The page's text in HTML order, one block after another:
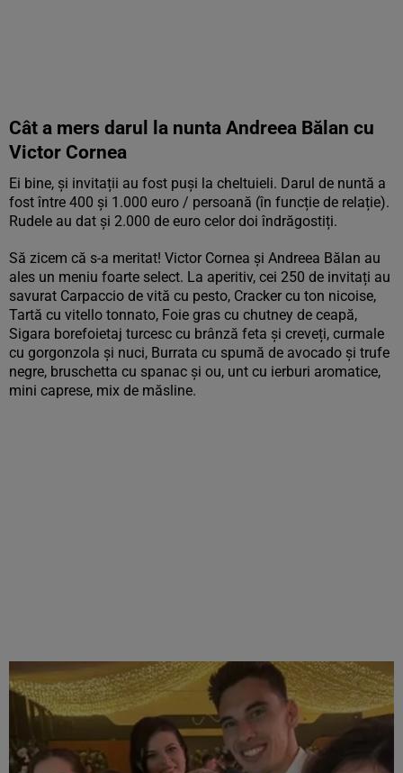
Cât a mers darul la nunta Andreea Bălan cu
Victor Cornea
Ei bine, și invitații au fost puși la cheltuieli. Darul de nuntă a
fost între 400 și 1.000 euro / persoană (în funcție de relație).
Rudele au dat și 2.000 de euro celor doi îndrăgostiți.
Să zicem că s-a meritat! Victor Cornea și Andreea Bălan au
ales un meniu foarte select. La aperitiv, cei 250 de invitați au
savurat Carpaccio de vită cu pesto, Cracker cu ton nicoise,
Tartă cu vitello tonnato, Foie gras cu chutney de ceapă,
Sigara borefoietaj turcesc cu brânză feta și creveți, curmale
cu gorgonzola și nuci, Burrata cu spumă de avocado și trufe
negre, bruschetta cu spanac și ou, unt cu ierburi aromatice,
mini caprese, mix de măsline.